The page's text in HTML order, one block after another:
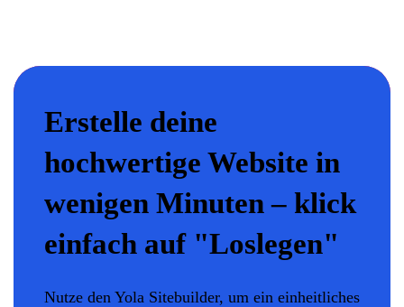
Erstelle deine
hochwertige Website in
wenigen Minuten – klick
einfach auf "Loslegen"
Nutze den Yola Sitebuilder, um ein einheitliches